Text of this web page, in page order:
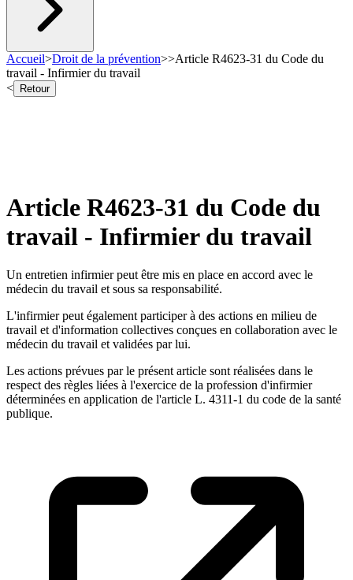
Accueil>Droit de la prévention>>Article R4623-31 du Code du
travail - Infirmier du travail
<
Retour
Article R4623-31 du Code du
travail - Infirmier du travail
Un entretien infirmier peut être mis en place en accord avec le
médecin du travail et sous sa responsabilité.
L'infirmier peut également participer à des actions en milieu de
travail et d'information collectives conçues en collaboration avec le
médecin du travail et validées par lui.
Les actions prévues par le présent article sont réalisées dans le
respect des règles liées à l'exercice de la profession d'infirmier
déterminées en application de l'article L. 4311-1 du code de la santé
publique.